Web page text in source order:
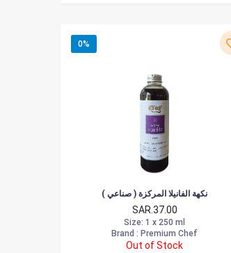
0%
نكهة الفانيلا المركزة ( صناعي )
SAR.37.00
Size: 1 x 250 ml
Brand : Premium Chef
Out of Stock